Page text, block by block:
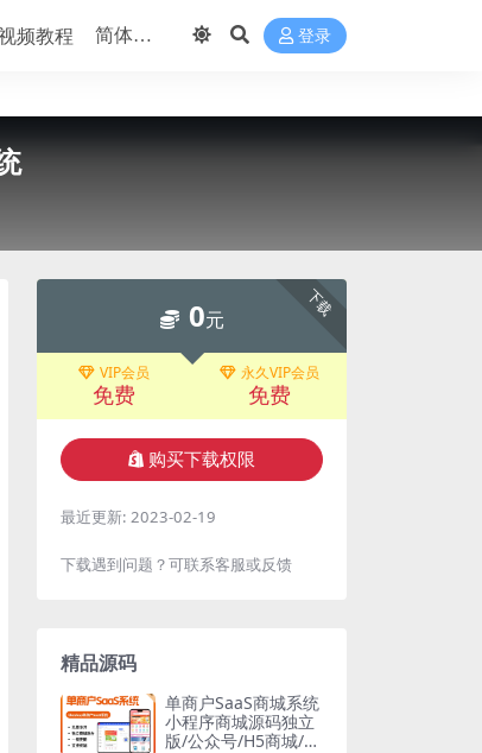
频教程 登录
下载
0元
VIP会员
免费
永久VIP会员
免费
购买下载权限
最近更新: 2023-02-19
下载遇到问题？可联系客服或反馈
精品源码
单商户SaaS商城系统
小程序商城源码独立
版/公众号/H5商城/DI